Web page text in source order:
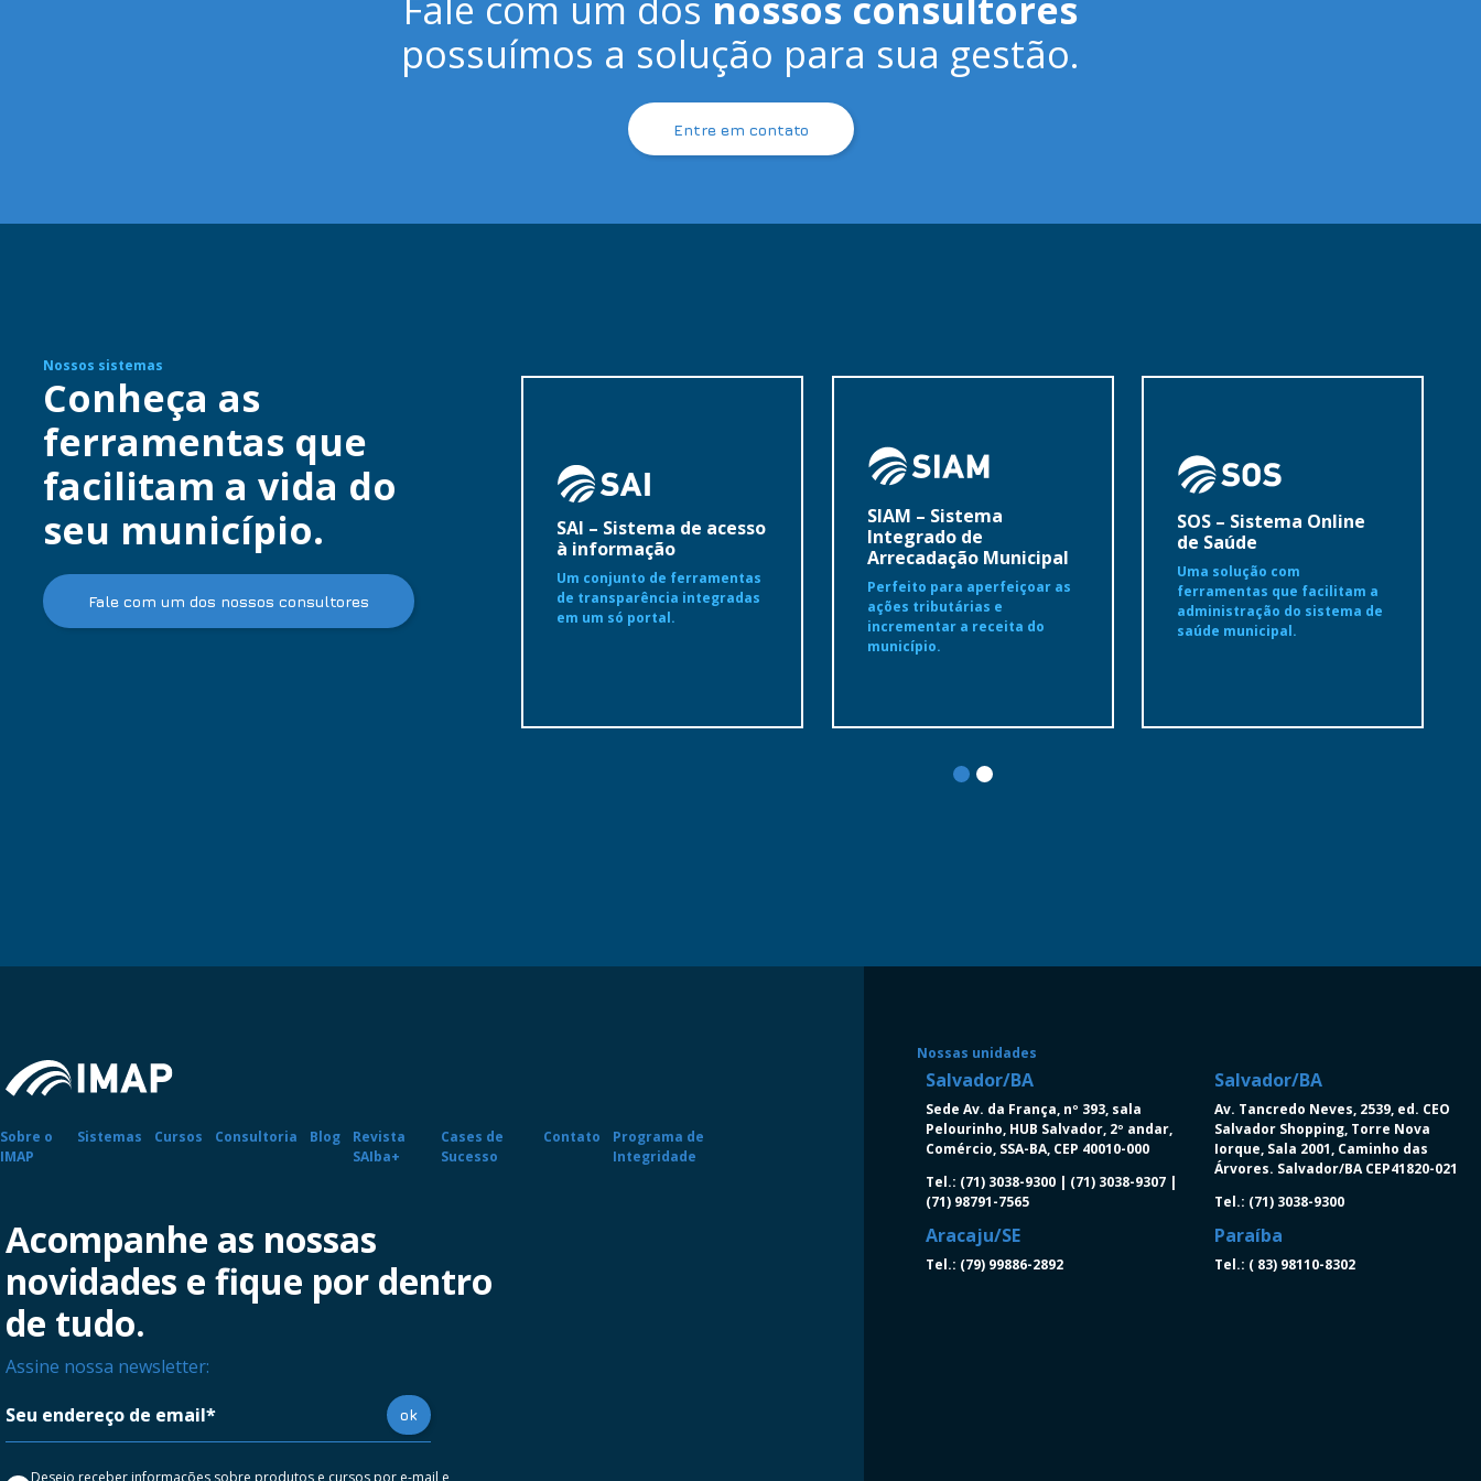
possuímos a solução para sua gestão.
Entre em contato
Nossos sistemas
Conheça as
ferramentas que
facilitam a vida do
seu município.
Fale com um dos nossos consultores
SAI – Sistema de acesso
à informação
Um conjunto de ferramentas
de transparência integradas
em um só portal.
SIAM – Sistema
Integrado de
Arrecadação Municipal
Perfeito para aperfeiçoar as
ações tributárias e
incrementar a receita do
município.
SOS – Sistema Online
de Saúde
Uma solução com
ferramentas que facilitam a
administração do sistema de
saúde municipal.
Sobre o
IMAP
Sistemas Cursos Consultoria Blog
Revista
SAIba+
Cases de
Sucesso
Contato
Programa de
Integridade
Acompanhe as nossas
novidades e fique por dentro
de tudo.
Assine nossa newsletter:
Nossas unidades
Salvador/BA
Sede Av. da França, nº 393, sala
Pelourinho, HUB Salvador, 2º andar,
Comércio, SSA-BA, CEP 40010-000
Tel.: (71) 3038-9300 | (71) 3038-9307 |
(71) 98791-7565
Salvador/BA
Av. Tancredo Neves, 2539, ed. CEO
Salvador Shopping, Torre Nova
Iorque, Sala 2001, Caminho das
Árvores. Salvador/BA CEP41820-021
Tel.: (71) 3038-9300
Aracaju/SE
Tel.: (79) 99886-2892
Paraíba
Tel.: ( 83) 98110-8302